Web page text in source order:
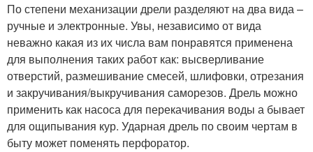
По степени механизации дрели разделяют на два вида –
ручные и электронные. Увы, независимо от вида
неважно какая из их числа вам понравятся применена
для выполнения таких работ как: высверливание
отверстий, размешивание смесей, шлифовки, отрезания
и закручивания/выкручивания саморезов. Дрель можно
применить как насоса для перекачивания воды а бывает
для ощипывания кур. Ударная дрель по своим чертам в
быту может поменять перфоратор.